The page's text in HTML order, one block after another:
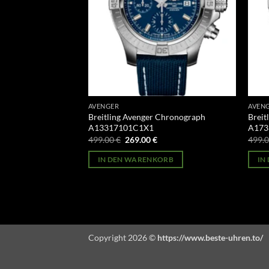
AVENGER
Breitling Avenger Chronograph
A13317101C1X1
499.00€ Ursprünglicher
war:
499.00 €
269.00€Aktueller
ist:
269.00 €.
IN DEN WARENKORB IN
Copyright 2026 © https://www.beste-uhren.to/